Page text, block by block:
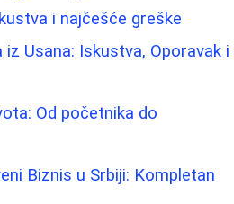
i najčešće greške
Usana: Iskustva, Oporavak i
Od početnika do
Biznis u Srbiji: Kompletan